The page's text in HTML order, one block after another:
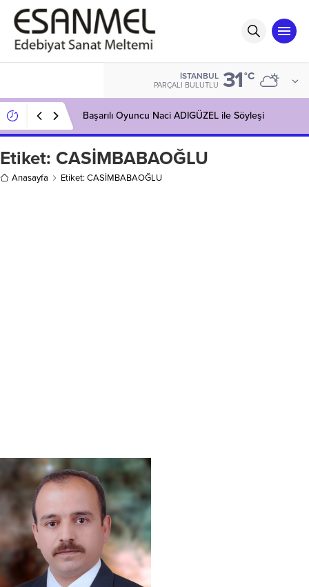
İSTANBUL
PARÇALI BULUTLU 31°C
Başarılı Oyuncu Naci ADIGÜZEL ile Söyleşi
Etiket: CASİMBABAOĞLU
Anasayfa Etiket: CASİMBABAOĞLU